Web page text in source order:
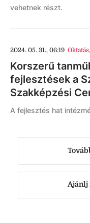
vehetnek részt.
2024. 05. 31., 06:19 Oktatás,
Korszerű
fejlesztések a
Szakképzési
A fejlesztés hat
Ajánlj